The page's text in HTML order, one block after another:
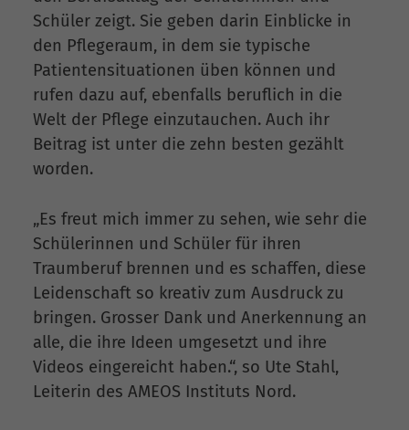
Schüler zeigt. Sie geben darin Einblicke in
den Pflegeraum, in dem sie typische
Patientensituationen üben können und
rufen dazu auf, ebenfalls beruflich in die
Welt der Pflege einzutauchen. Auch ihr
Beitrag ist unter die zehn besten gezählt
worden.
„Es freut mich immer zu sehen, wie sehr die
Schülerinnen und Schüler für ihren
Traumberuf brennen und es schaffen, diese
Leidenschaft so kreativ zum Ausdruck zu
bringen. Grosser Dank und Anerkennung an
alle, die ihre Ideen umgesetzt und ihre
Videos eingereicht haben.“, so Ute Stahl,
Leiterin des AMEOS Instituts Nord.